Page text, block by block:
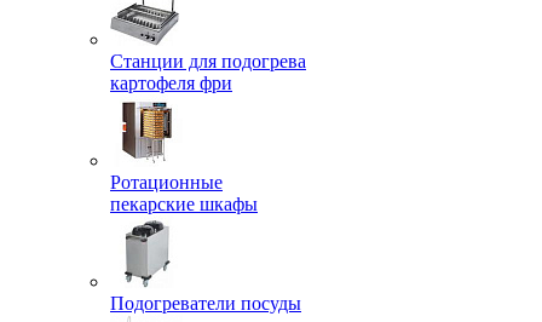
Станции для подогрева
картофеля фри
Ротационные
пекарские шкафы
Подогреватели посуды